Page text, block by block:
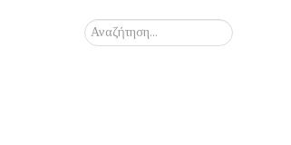
Αναζήτηση...